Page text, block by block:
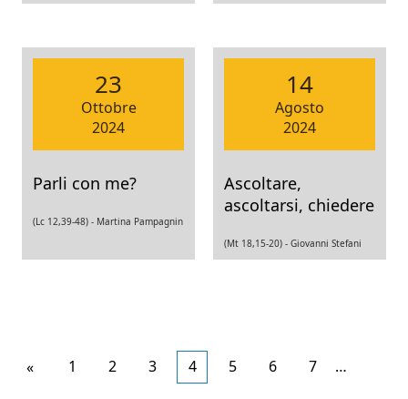
23
Ottobre
2024
Parli con me?
(Lc 12,39-48) - Martina Pampagnin
14
Agosto
2024
Ascoltare,
ascoltarsi, chiedere
(Mt 18,15-20) - Giovanni Stefani
«Articoli
1 2 3 4 5 6 7 …